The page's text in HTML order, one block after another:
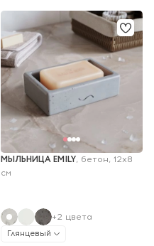
МЫЛЬНИЦА EMILY, бетон, 12х8
см
+2 цвета
Глянцевый